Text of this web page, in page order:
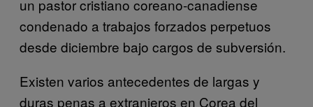
un pastor cristiano coreano-canadiense
condenado a trabajos forzados perpetuos
desde diciembre bajo cargos de subversión.
Existen varios antecedentes de largas y
duras penas a extranjeros en Corea del